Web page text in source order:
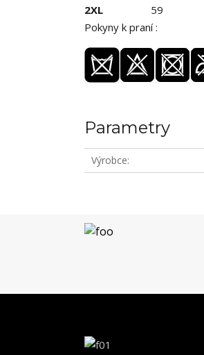
2XL
59
Pokyny k praní :
Parametry
Výrobce